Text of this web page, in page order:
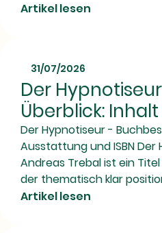
Artikel lesen
31/07/2026
Der
Überblick:
Der Hypnotiseur -
Ausstattung und ISBN Der
Andreas Trebal ist ein
der thematisch klar
Artikel lesen